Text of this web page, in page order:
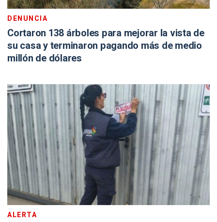
DENUNCIA
Cortaron 138 árboles para mejorar la vista de
su casa y terminaron pagando más de medio
millón de dólares
ALERTA